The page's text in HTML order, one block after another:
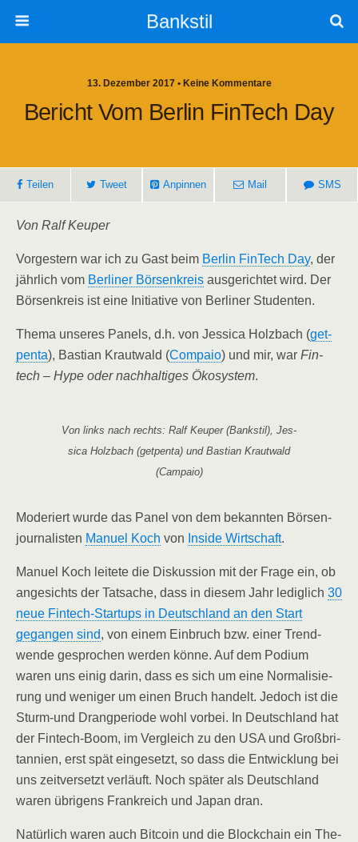
Bankstil
13. Dezember 2017 • Keine Kommentare
Bericht Vom Ber­lin Fin­Tech Day
Tei­len Tweet Anpin­nen Mail SMS
Von Ralf Keuper
Vor­ges­tern war ich zu Gast beim Ber­lin Fin­Tech Day, der
jähr­lich vom Ber­li­ner Bör­sen­kreis aus­ge­rich­tet wird. Der
Bör­sen­kreis ist eine Initia­ti­ve von Ber­li­ner Studenten.
The­ma unse­res Panels, d.h. von Jes­si­ca Holz­bach (get­
pen­ta), Bas­ti­an Kraut­wald (Com­paio) und mir, war Fin­
tech – Hype oder nach­hal­ti­ges Öko­sys­tem.
Von links nach rechts: Ralf Keu­per (Bank­stil), Jes­
si­ca Holz­bach (get­pen­ta) und Bas­ti­an Kraut­wald
(Cam­paio)
Mode­riert wur­de das Panel von dem bekann­ten Bör­sen­
jour­na­lis­ten Manu­el Koch von Insi­de Wirt­schaft.
Manu­el Koch lei­te­te die Dis­kus­si­on mit der Fra­ge ein, ob
ange­sichts der Tat­sa­che, dass in die­sem Jahr ledig­lich 30
neue Fin­tech-Start­ups in Deutsch­land an den Start
gegan­gen sind, von einem Ein­bruch bzw. einer Trend­
wen­de gespro­chen wer­den kön­ne. Auf dem Podi­um
waren uns einig dar­in, dass es sich um eine Nor­ma­li­sie­
rung und weni­ger um einen Bruch han­delt. Jedoch ist die
Sturm-und Drang­pe­ri­ode wohl vor­bei. In Deutsch­land hat
der Fin­tech-Boom, im Ver­gleich zu den USA und Groß­bri­
tan­ni­en, erst spät ein­ge­setzt, so dass die Ent­wick­lung bei
uns zeit­ver­setzt ver­läuft. Noch spä­ter als Deutsch­land
waren übri­gens Frank­reich und Japan dran.
Natür­lich waren auch Bit­co­in und die Block­chain ein The­